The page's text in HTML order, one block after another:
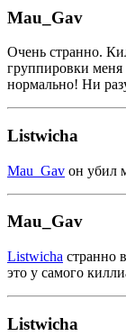
Mau_Gav
Очень странно.
группировки
нормально! Ни
Listwicha
Mau_Gav он убил
Mau_Gav
Listwicha странно
это у самого
Listwicha